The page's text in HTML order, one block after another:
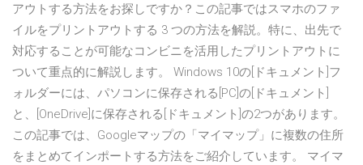
アウトする方法をお探しですか？この記事ではスマホのファ
イルをプリントアウトする 3 つの方法を解説。特に、出先で
対応することが可能なコンビニを活用したプリントアウトに
ついて重点的に解説します。 Windows 10の[ドキュメント]フ
ォルダーには、パソコンに保存される[PC]の[ドキュメント]
と、[OneDrive]に保存される[ドキュメント]の2つがあります。
この記事では、Googleマップの「マイマップ」に複数の住所
をまとめてインポートする方法をご紹介しています。 マイマ